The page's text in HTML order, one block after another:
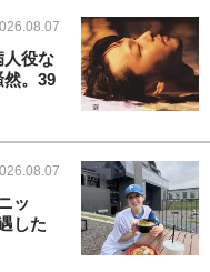
人役な
。39
ッ
した